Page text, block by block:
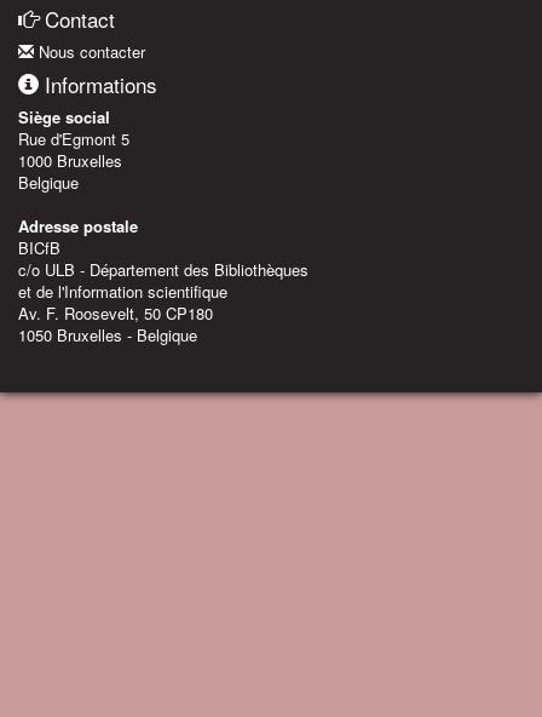
Contact
Nous contacter
Informations
Siège social
Rue d'Egmont 5
1000 Bruxelles
Belgique
Adresse postale
BICfB
c/o ULB - Département des Bibliothèques
et de l'Information scientifique
Av. F. Roosevelt, 50 CP180
1050 Bruxelles - Belgique